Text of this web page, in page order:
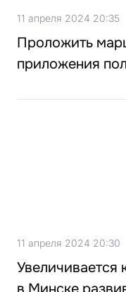
11 апреля 2024 20:35
Проложить
приложения
11 апреля 2024 20:30
Увеличивается